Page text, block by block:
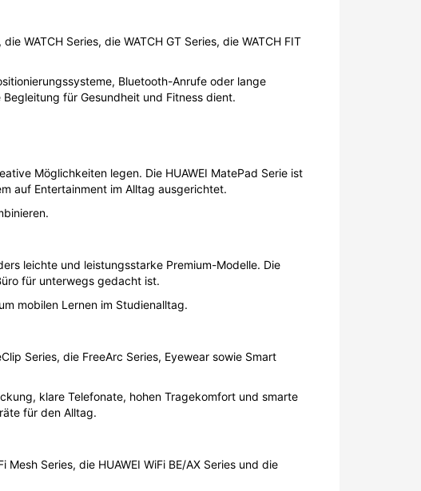
WATCH Series, die WATCH GT Series, die WATCH FIT
Bluetooth-Anrufe oder lange
für Gesundheit und Fitness dient.
Möglichkeiten legen. Die HUAWEI MatePad Serie ist
auf Entertainment im Alltag ausgerichtet.
leichte und leistungsstarke Premium-Modelle. Die
für unterwegs gedacht ist.
mobilen Lernen im Studienalltag.
Series, die FreeArc Series, Eyewear sowie Smart
klare Telefonate, hohen Tragekomfort und smarte
für den Alltag.
Series, die HUAWEI WiFi BE/AX Series und die